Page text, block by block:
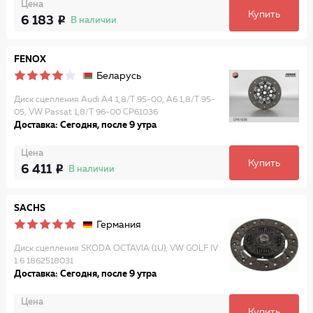
Цена
6 183 В наличии
Купить
FENOX
Беларусь
Диск сцепления Audi A4 1,8/T 95-00, A6 1,8/T 95-
05, VW Passat 1,8/T 96-00 CP61036
Доставка: Сегодня, после 9 утра
Цена
6 411 В наличии
Купить
SACHS
Германия
Диск сцепления SKODA OCTAVIA (1U), VW GOLF IV
1.6 1862518031
Доставка: Сегодня, после 9 утра
Цена